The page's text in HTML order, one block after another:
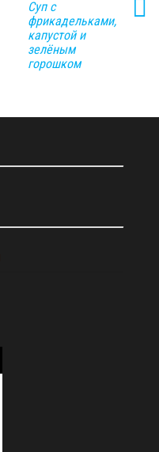
Суп с
фрикадельками,
капустой и
зелёным
горошком